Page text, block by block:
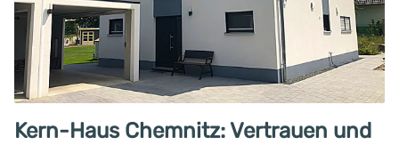
Kern-Haus Chemnitz: Vertrauen und